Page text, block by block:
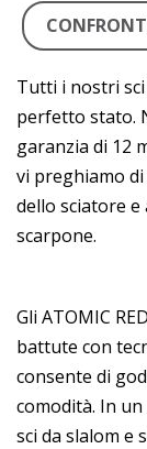
Tutti i nostri
perfetto stato.
garanzia di 12
vi preghiamo
dello sciatore e
scarpone.
Gli ATOMIC
battute con
consente di
comodità. In
sci da slalom e